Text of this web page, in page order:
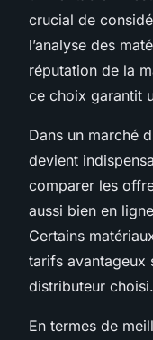
crucial de
l’analyse des
réputation de la
ce choix garantit
Dans un marché
devient
comparer les
aussi bien en
Certains
tarifs avantageux
distributeur choisi.
En termes de